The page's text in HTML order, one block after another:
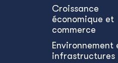
Croissance
économique et
commerce
Environnement
infrastructures